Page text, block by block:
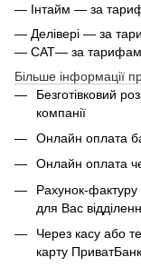
— Інтайм — за
— Делівері — за
— САТ— за
Більше інформації
Безготівковий
компанії
Онлайн оплата
Онлайн оплата
Рахунок-
для Вас
Через касу або
карту